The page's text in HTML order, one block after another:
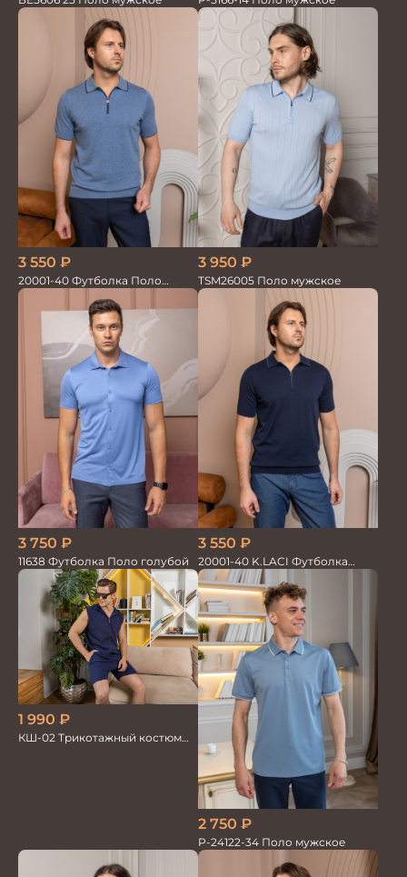
3 550 ₽
20001-40 Футболка Поло
синий
3 950 ₽
TSM26005 Поло мужское
3 750 ₽
11638 Футболка Поло голубой
3 550 ₽
20001-40 K.LACI Футболка
Поло синий
1 990 ₽
КШ-02 Трикотажный костюм
2 750 ₽
P-24122-34 Поло мужское